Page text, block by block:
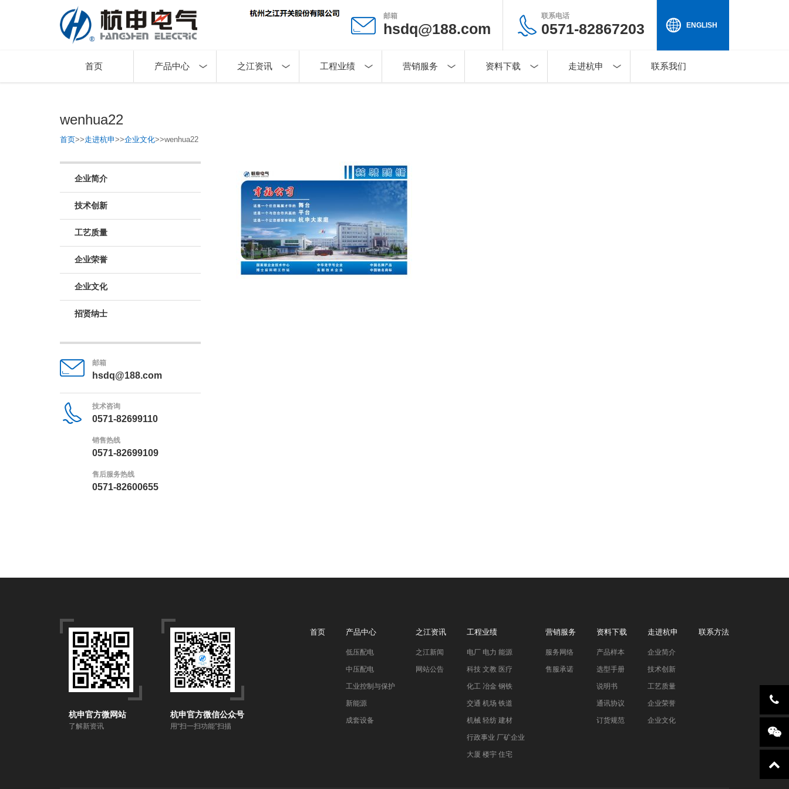
邮箱
hsdq@188.com
联系电话
0571-82867203 ENGLISH
首页 产品中心 之江资讯 工程业绩 营销服务 资料下载 走进杭申 联系我们
wenhua22
首页>>走进杭申>>企业文化>>wenhua22
企业简介
技术创新
工艺质量
企业荣誉
企业文化
招贤纳士
邮箱
hsdq@188.com
技术咨询
0571-82699110
销售热线
0571-82699109
售后服务热线
0571-82600655
杭申官方微网站
了解新资讯
杭申官方微信公众号
用“扫一扫功能”扫描
首页 产品中心
低压配电
中压配电
工业控制与保护
新能源
成套设备
之江资讯
之江新闻
网站公告
工程业绩
电厂 电力 能源
科技 文教 医疗
化工 冶金 钢铁
交通 机场 铁道
机械 轻纺 建材
行政事业 厂矿企业
大厦 楼宇 住宅
营销服务
服务网络
售服承诺
资料下载
产品样本
选型手册
说明书
通讯协议
订货规范
走进杭申
企业简介
技术创新
工艺质量
企业荣誉
企业文化
联系方法